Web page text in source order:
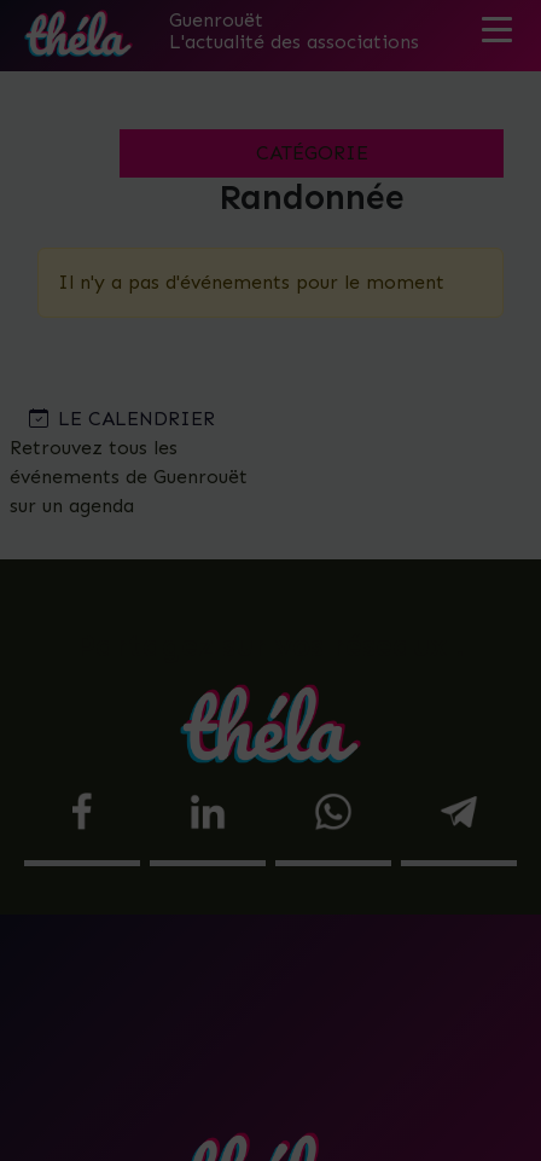
Guenrouët
L'actualité des associations
CATÉGORIE
Randonnée
Il n'y a pas d'événements pour le moment
LE CALENDRIER
Retrouvez tous les
événements de Guenrouët
sur un agenda